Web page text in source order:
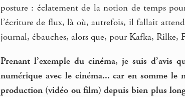
posture : éclatement de la notion de temps
l’écriture de flux, là où, autrefois, il fallait
journal, ébauches, alors que, pour Kafka, Rilke,
Prenant l’exemple du cinéma, je suis d’avis
numérique avec le cinéma... car en somme le
production (vidéo ou film) depuis bien plus